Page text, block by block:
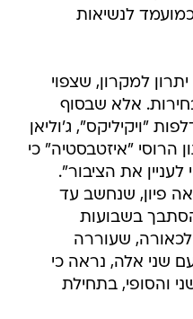
לנשיאות
למקרון, שצפוי
אלא שבסוף
"ויקיליקס", ג'וליאן
הרוסי "איזטבסטיה" כי
את הציבור".
פיון, שנחשב עד
בשבועות
שעוררה
שני אלה, נראה כי
והסופי, בתחילת